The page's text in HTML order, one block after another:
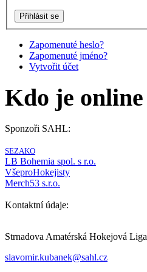
Zapomenuté heslo?
Zapomenuté jméno?
Vytvořit účet
Kdo je online
Sponzoři SAHL:
SEZAKO
LB Bohemia spol. s r.o.
VšeproHokejisty
Merch53 s.r.o.
Kontaktní údaje:
Strnadova Amatérská Hokejová Liga
slavomir.kubanek@sahl.cz